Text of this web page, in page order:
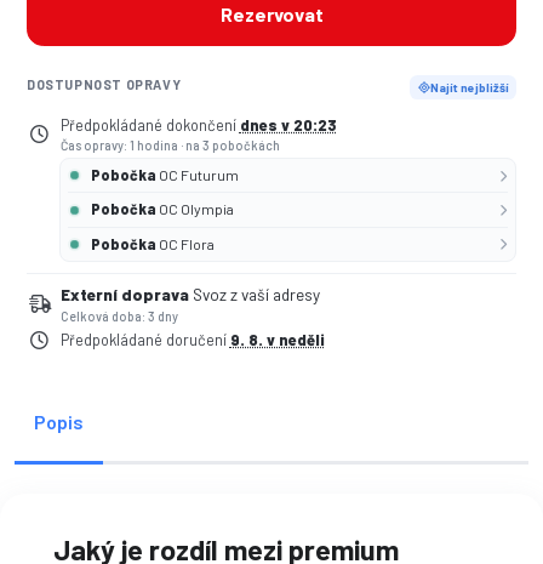
Rezervovat
DOSTUPNOST OPRAVY Najít nejbližší
Předpokládané dokončení dnes v 20:23
Čas opravy: 1 hodina · na 3 pobočkách
Pobočka OC Futurum
Pobočka OC Olympia
Pobočka OC Flora
Externí doprava Svoz z vaší adresy
Celková doba: 3 dny
Předpokládané doručení 9. 8. v neděli
Popis
Jaký je rozdíl mezi premium